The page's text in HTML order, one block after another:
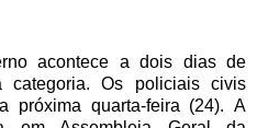
acontece a dois dias de
categoria. Os policiais civis
próxima quarta-feira (24). A